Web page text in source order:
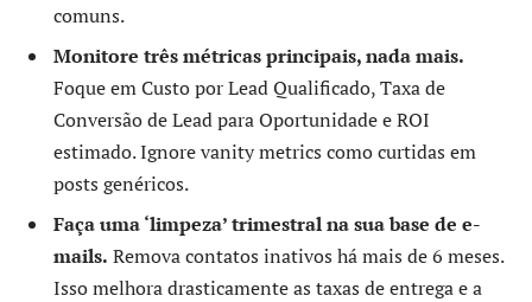
comuns.
Monitore três métricas principais, nada mais.
Foque em Custo por Lead Qualificado, Taxa de
Conversão de Lead para Oportunidade e ROI
estimado. Ignore vanity metrics como curtidas em
posts genéricos.
Faça uma ‘limpeza’ trimestral na sua base de e-
mails. Remova contatos inativos há mais de 6 meses.
Isso melhora drasticamente as taxas de entrega e a